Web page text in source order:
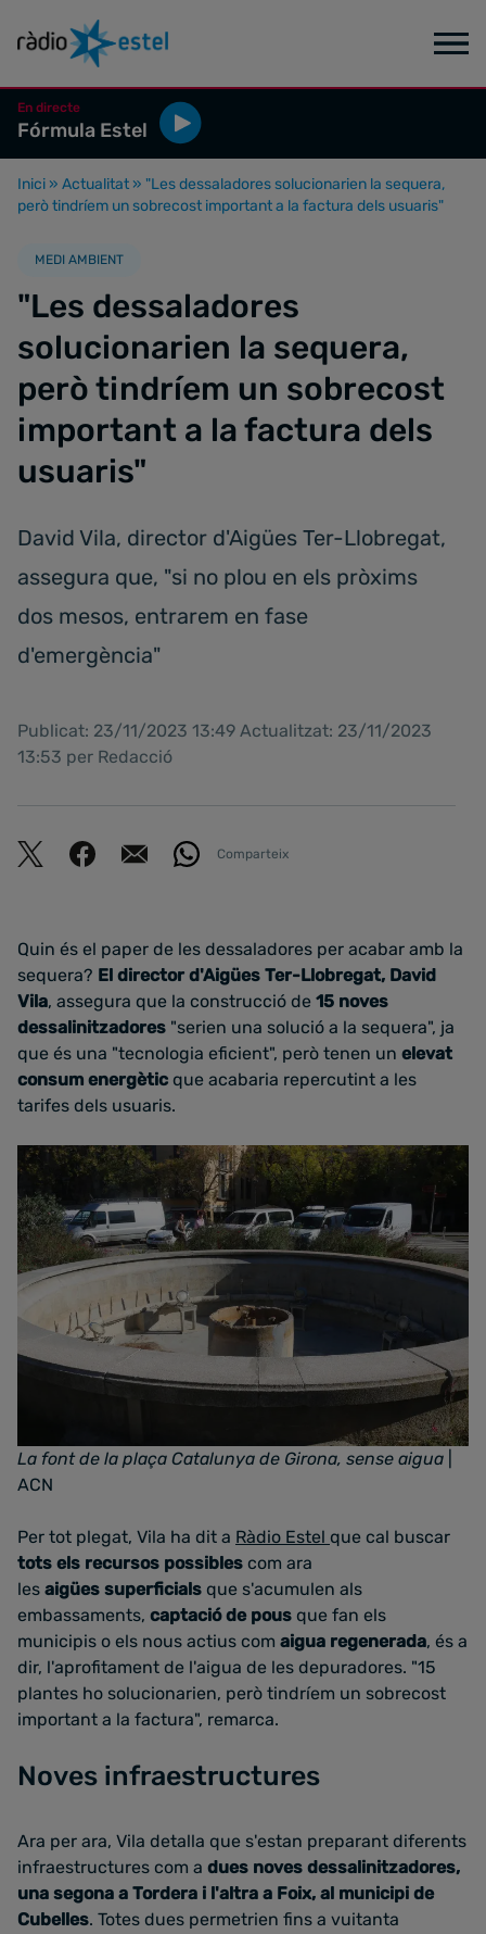
En directe
Fórmula Estel
Inici » Actualitat » "Les dessaladores solucionarien la sequera,
però tindríem un sobrecost important a la factura dels usuaris"
MEDI AMBIENT
"Les dessaladores
solucionarien la sequera,
però tindríem un sobrecost
important a la factura dels
usuaris"
David Vila, director d'Aigües Ter-Llobregat,
assegura que, "si no plou en els pròxims
dos mesos, entrarem en fase
d'emergència"
Publicat: 23/11/2023 13:49 Actualitzat: 23/11/2023
13:53 per Redacció
Comparteix
Quin és el paper de les dessaladores per acabar amb la
sequera? El director d'Aigües Ter-Llobregat, David
Vila, assegura que la construcció de 15 noves
dessalinitzadores "serien una solució a la sequera", ja
que és una "tecnologia eficient", però tenen un elevat
consum energètic que acabaria repercutint a les
tarifes dels usuaris.
La font de la plaça Catalunya de Girona, sense aigua
ACN
Per tot plegat, Vila ha dit a Ràdio Estel que cal buscar
tots els recursos possibles com ara
les aigües superficials que s'acumulen als
embassaments, captació de pous que fan els
municipis o els nous actius com aigua regenerada, és a
dir, l'aprofitament de l'aigua de les depuradores. "15
plantes ho solucionarien, però tindríem un sobrecost
important a la factura", remarca.
Noves infraestructures
Ara per ara, Vila detalla que s'estan preparant diferents
infraestructures com a dues noves dessalinitzadores,
una segona a Tordera i l'altra a Foix, al municipi de
Cubelles. Totes dues permetrien fins a vuitanta